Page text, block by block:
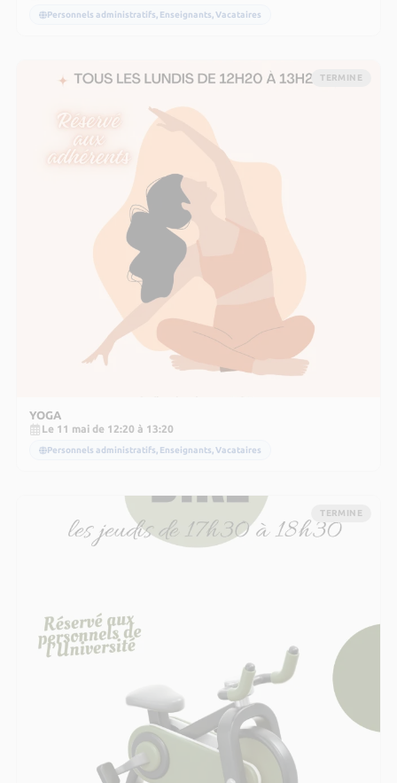
Personnels administratifs, Enseignants, Vacataires
TERMINE
YOGA
Le 11 mai de 12:20 à 13:20
Personnels administratifs, Enseignants, Vacataires
TERMINE